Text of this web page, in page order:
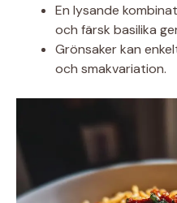
En lysande
och färsk basilika
Grönsaker kan
och smakvariation.